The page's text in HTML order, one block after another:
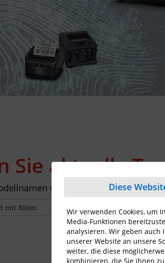
Sie aktuelle
wie z. B. "e- Diese
Wir verwenden Cookies, um
Media-Funktionen
analysieren. Wir geben
unserer Website an unsere
weiter, die diese
kombinieren, die Sie ihnen